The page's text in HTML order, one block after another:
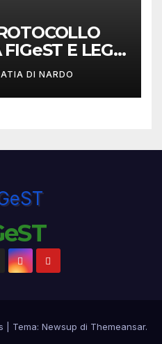
E LEGA
DI NARDO
Tema: Newsup di Themeansar.